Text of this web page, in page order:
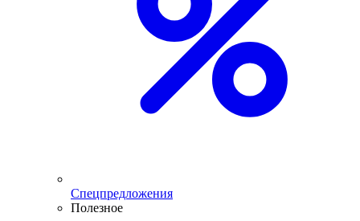
Спецпредложения
Полезное